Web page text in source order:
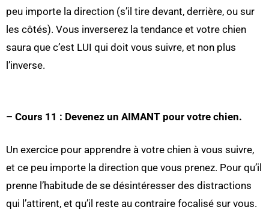
peu importe la direction (s’il tire devant, derrière, ou sur
les côtés). Vous inverserez la tendance et votre chien
saura que c’est LUI qui doit vous suivre, et non plus
l’inverse.
– Cours 11 : Devenez un AIMANT pour votre chien.
Un exercice pour apprendre à votre chien à vous suivre,
et ce peu importe la direction que vous prenez. Pour qu’il
prenne l’habitude de se désintéresser des distractions
qui l’attirent, et qu’il reste au contraire focalisé sur vous.